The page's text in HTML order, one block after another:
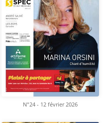
N°24 - 12 février 2026